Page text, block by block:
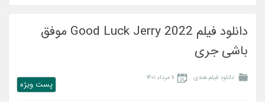
دانلود فیلم Good Luck Jerry 2022 موفق
باشی جری
دانلود فیلم هندی ۱۱ مرداد ۱۴۰۱
پست ويژه